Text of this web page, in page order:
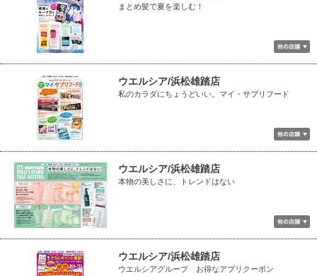
まとめ髪で夏を楽しむ！
ウエルシア/浜松雄踏店
私のカラダにちょうどいい。マイ・サプリフード
ウエルシア/浜松雄踏店
本物の美しさに、トレンドはない
ウエルシア/浜松雄踏店
ウエルシアグループ お得なアプリクーポン